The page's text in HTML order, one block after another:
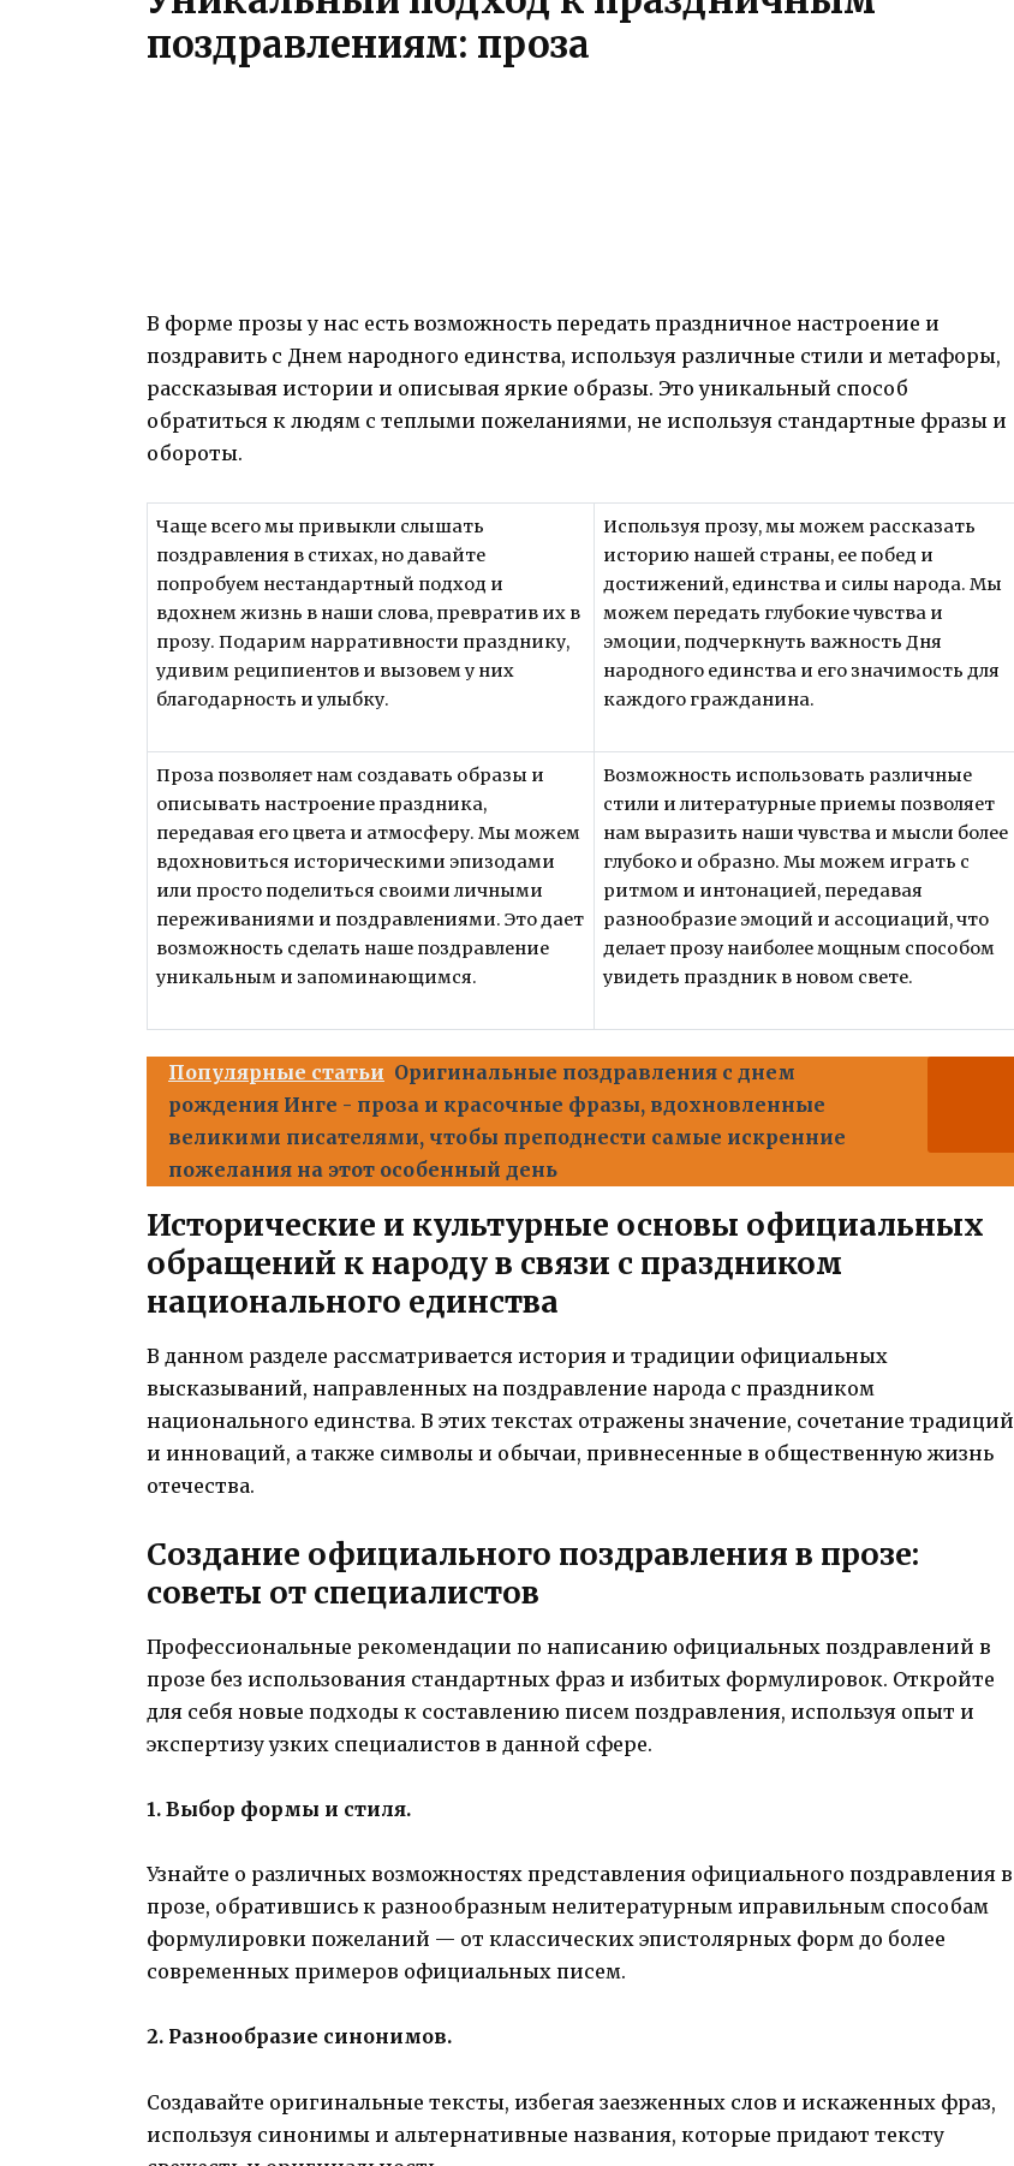
поздравлениям: проза
В форме прозы у нас есть возможность передать праздничное настроение и
поздравить с Днем народного единства, используя различные стили и метафоры,
рассказывая истории и описывая яркие образы. Это уникальный способ
обратиться к людям с теплыми пожеланиями, не используя стандартные фразы и
обороты.
Чаще всего мы привыкли слышать
поздравления в стихах, но давайте
попробуем нестандартный подход и
вдохнем жизнь в наши слова, превратив их в
прозу. Подарим нарративности празднику,
удивим реципиентов и вызовем у них
благодарность и улыбку.
Используя прозу, мы можем рассказать
историю нашей страны, ее побед и
достижений, единства и силы народа. Мы
можем передать глубокие чувства и
эмоции, подчеркнуть важность Дня
народного единства и его значимость для
каждого гражданина.
Проза позволяет нам создавать образы и
описывать настроение праздника,
передавая его цвета и атмосферу. Мы можем
вдохновиться историческими эпизодами
или просто поделиться своими личными
переживаниями и поздравлениями. Это дает
возможность сделать наше поздравление
уникальным и запоминающимся.
Возможность использовать различные
стили и литературные приемы позволяет
нам выразить наши чувства и мысли более
глубоко и образно. Мы можем играть с
ритмом и интонацией, передавая
разнообразие эмоций и ассоциаций, что
делает прозу наиболее мощным способом
увидеть праздник в новом свете.
Популярные статьи Оригинальные поздравления с днем
рождения Инге - проза и красочные фразы, вдохновленные
великими писателями, чтобы преподнести самые искренние
пожелания на этот особенный день
Исторические и культурные основы официальных
обращений к народу в связи с праздником
национального единства
В данном разделе рассматривается история и традиции официальных
высказываний, направленных на поздравление народа с праздником
национального единства. В этих текстах отражены значение, сочетание традиций
и инноваций, а также символы и обычаи, привнесенные в общественную жизнь
отечества.
Создание официального поздравления в прозе:
советы от специалистов
Профессиональные рекомендации по написанию официальных поздравлений в
прозе без использования стандартных фраз и избитых формулировок. Откройте
для себя новые подходы к составлению писем поздравления, используя опыт и
экспертизу узких специалистов в данной сфере.
1. Выбор формы и стиля.
Узнайте о различных возможностях представления официального поздравления в
прозе, обратившись к разнообразным нелитературным иправильным способам
формулировки пожеланий — от классических эпистолярных форм до более
современных примеров официальных писем.
2. Разнообразие синонимов.
Создавайте оригинальные тексты, избегая заезженных слов и искаженных фраз,
используя синонимы и альтернативные названия, которые придают тексту